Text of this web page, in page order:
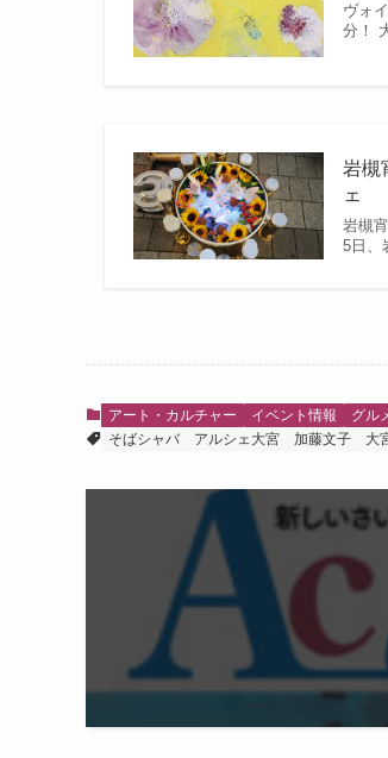
ヴォ
分！
岩槻
ェ
岩槻
5日、
アート・カルチャー イベント情報 グル
そばシャバ
アルシェ大宮 加藤文子 大